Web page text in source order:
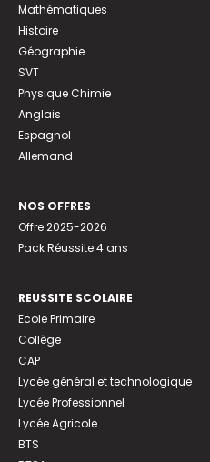
Mathématiques
Histoire
Géographie
SVT
Physique Chimie
Anglais
Espagnol
Allemand
NOS OFFRES
Offre 2025-2026
Pack Réussite 4 ans
REUSSITE SCOLAIRE
Ecole Primaire
Collège
CAP
Lycée général et technologique
Lycée Professionnel
Lycée Agricole
BTS